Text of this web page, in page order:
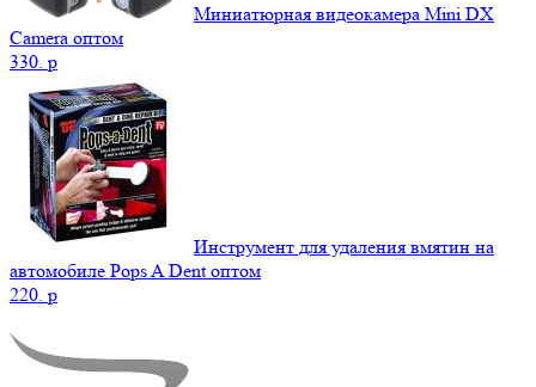
Миниатюрная видеокамера Mini DX
Camera оптом
330. p
Инструмент для удаления вмятин на
автомобиле Pops A Dent оптом
220. p